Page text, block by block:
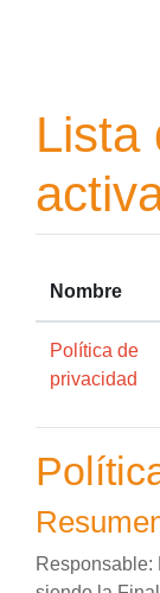
Lista
Nombre
Política de
privacidad
Responsable: